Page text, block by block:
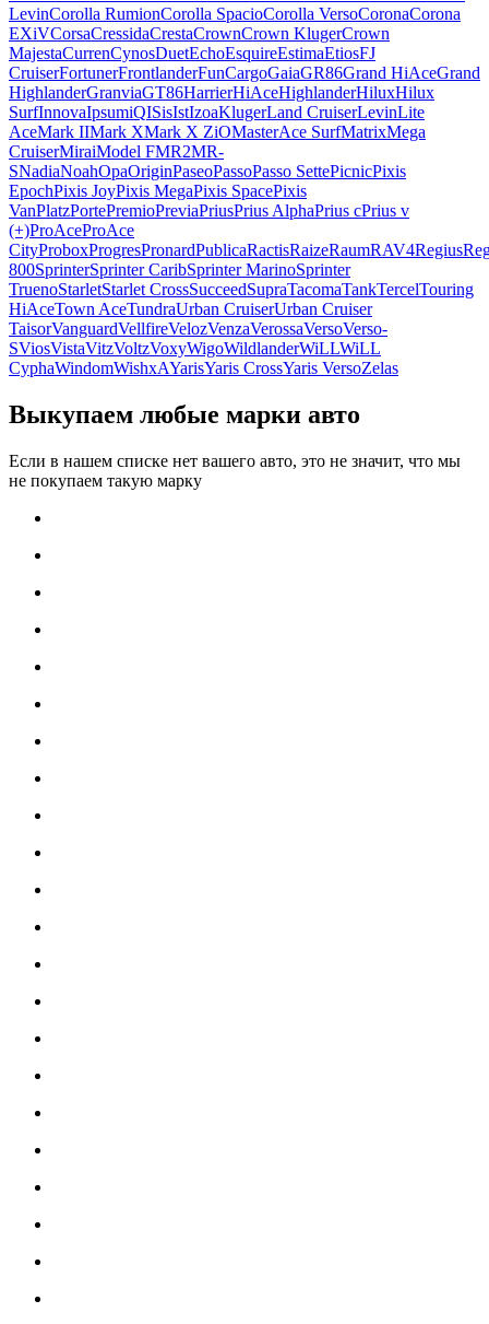
LevinCorolla RumionCorolla SpacioCorolla VersoCoronaCorona
EXiVCorsaCressidaCrestaCrownCrown KlugerCrown
MajestaCurrenCynosDuetEchoEsquireEstimaEtiosFJ
CruiserFortunerFrontlanderFunCargoGaiaGR86Grand HiAceGrand
HighlanderGranviaGT86HarrierHiAceHighlanderHiluxHilux
SurfInnovaIpsumiQISisIstIzoaKlugerLand CruiserLevinLite
AceMark IIMark XMark X ZiOMasterAce SurfMatrixMega
CruiserMiraiModel FMR2MR-
SNadiaNoahOpaOriginPaseoPassoPasso SettePicnicPixis
EpochPixis JoyPixis MegaPixis SpacePixis
VanPlatzPortePremioPreviaPriusPrius AlphaPrius cPrius v
(+)ProAceProAce
CityProboxProgresPronardPublicaRactisRaizeRaumRAV4Regius
800SprinterSprinter CaribSprinter MarinoSprinter
TruenoStarletStarlet CrossSucceedSupraTacomaTankTercelTouring
HiAceTown AceTundraUrban CruiserUrban Cruiser
TaisorVanguardVellfireVelozVenzaVerossaVersoVerso-
SViosVistaVitzVoltzVoxyWigoWildlanderWiLLWiLL
CyphaWindomWishxAYarisYaris CrossYaris VersoZelas
Выкупаем любые марки авто
Если в нашем списке нет вашего авто, это не значит, что мы
не покупаем такую марку